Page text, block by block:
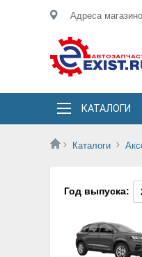
Адреса
КАТАЛОГИ
Каталоги
Год выпуска: